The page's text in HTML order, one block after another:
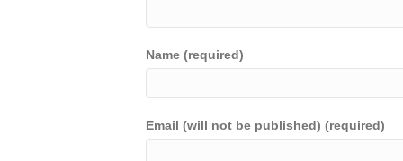
Name (required)
Email (will not be published) (required)